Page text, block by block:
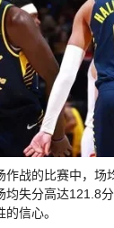
作战的比赛中，场
均失分高达121.8
信心。